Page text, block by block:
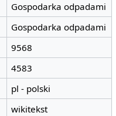
Gospodarka odpadami
Gospodarka odpadami
9568
4583
pl - polski
wikitekst